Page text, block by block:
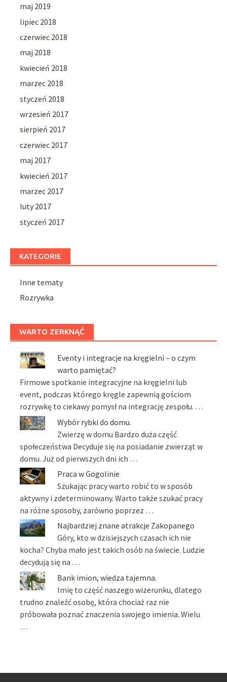
maj 2019
lipiec 2018
czerwiec 2018
maj 2018
kwiecień 2018
marzec 2018
styczeń 2018
wrzesień 2017
sierpień 2017
czerwiec 2017
maj 2017
kwiecień 2017
marzec 2017
luty 2017
styczeń 2017
KATEGORIE
Inne tematy
Rozrywka
WARTO ZERKNĄĆ
Eventy i integracje na kręgielni – o czym
warto pamiętać?
Firmowe spotkanie integracyjne na kręgielni lub
event, podczas którego kręgle zapewnią gościom
rozrywkę to ciekawy pomysł na integrację zespołu. …
Wybór rybki do domu.
Zwierzę w domu Bardzo duża część
społeczeństwa Decyduje się na posiadanie zwierząt w
domu. Już od pierwszych dni ich …
Praca w Gogolinie
Szukając pracy warto robić to w sposób
aktywny i zdeterminowany. Warto także szukać pracy
na różne sposoby, zarówno poprzez …
Najbardziej znane atrakcje Zakopanego
Góry, kto w dzisiejszych czasach ich nie
kocha? Chyba mało jest takich osób na świecie. Ludzie
decydują się na …
Bank imion, wiedza tajemna.
Imię to część naszego wizerunku, dlatego
trudno znaleźć osobę, która chociaż raz nie
próbowała poznać znaczenia swojego imienia. Wielu
…